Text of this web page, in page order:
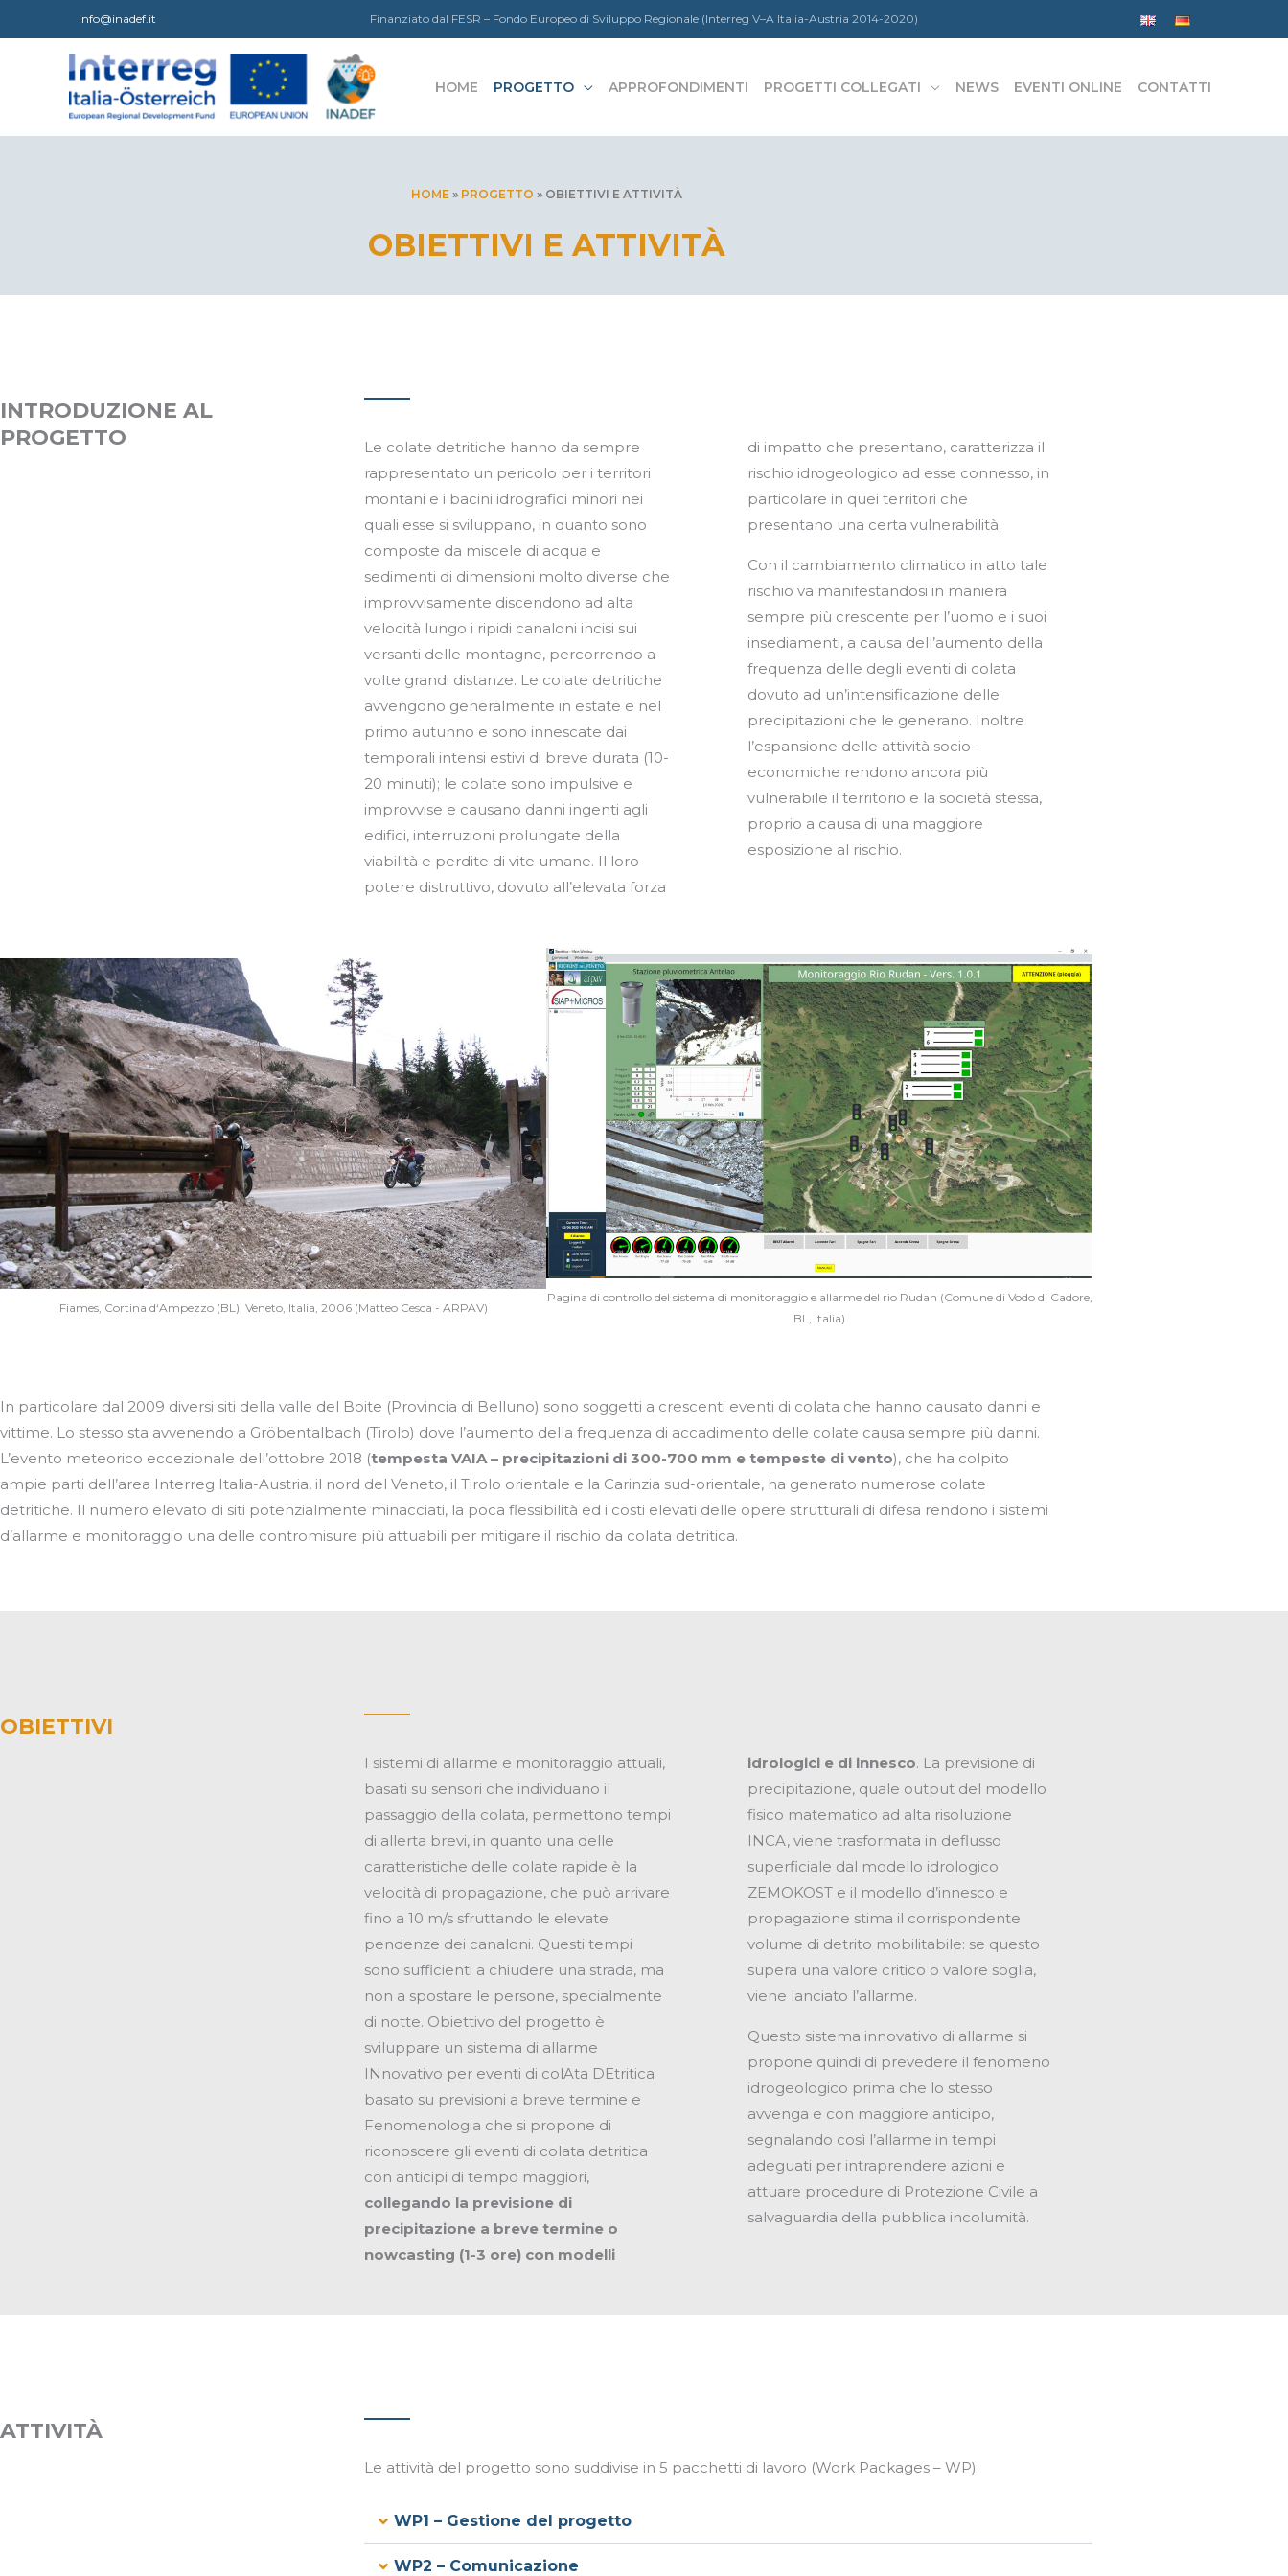
al
contenuto
info@inadef.it Finanziato dal FESR – Fondo Europeo di Sviluppo Regionale (Interreg V–A Italia-Austria 2014-2020)
HOME PROGETTO APPROFONDIMENTI PROGETTI COLLEGATI NEWS EVENTI ONLINE CONTATTI
HOME » PROGETTO » OBIETTIVI E ATTIVITÀ
OBIETTIVI E ATTIVITÀ
INTRODUZIONE AL
PROGETTO
Le colate detritiche hanno da sempre
rappresentato un pericolo per i territori
montani e i bacini idrografici minori nei
quali esse si sviluppano, in quanto sono
composte da miscele di acqua e
sedimenti di dimensioni molto diverse che
improvvisamente discendono ad alta
velocità lungo i ripidi canaloni incisi sui
versanti delle montagne, percorrendo a
volte grandi distanze. Le colate detritiche
avvengono generalmente in estate e nel
primo autunno e sono innescate dai
temporali intensi estivi di breve durata (10-
20 minuti); le colate sono impulsive e
improvvise e causano danni ingenti agli
edifici, interruzioni prolungate della
viabilità e perdite di vite umane. Il loro
potere distruttivo, dovuto all’elevata forza
di impatto che presentano, caratterizza il
rischio idrogeologico ad esse connesso, in
particolare in quei territori che
presentano una certa vulnerabilità.
Con il cambiamento climatico in atto tale
rischio va manifestandosi in maniera
sempre più crescente per l’uomo e i suoi
insediamenti, a causa dell’aumento della
frequenza delle degli eventi di colata
dovuto ad un’intensificazione delle
precipitazioni che le generano. Inoltre
l’espansione delle attività socio-
economiche rendono ancora più
vulnerabile il territorio e la società stessa,
proprio a causa di una maggiore
esposizione al rischio.
Fiames, Cortina d‘Ampezzo (BL), Veneto, Italia, 2006 (Matteo Cesca - ARPAV)
Pagina di controllo del sistema di monitoraggio e allarme del rio Rudan (Comune di Vodo di Cadore,
BL, Italia)
In particolare dal 2009 diversi siti della valle del Boite (Provincia di Belluno) sono soggetti a crescenti eventi di colata che hanno causato danni e
vittime. Lo stesso sta avvenendo a Gröbentalbach (Tirolo) dove l’aumento della frequenza di accadimento delle colate causa sempre più danni.
L’evento meteorico eccezionale dell’ottobre 2018 (tempesta VAIA – precipitazioni di 300-700 mm e tempeste di vento), che ha colpito
ampie parti dell’area Interreg Italia-Austria, il nord del Veneto, il Tirolo orientale e la Carinzia sud-orientale, ha generato numerose colate
detritiche. Il numero elevato di siti potenzialmente minacciati, la poca flessibilità ed i costi elevati delle opere strutturali di difesa rendono i sistemi
d’allarme e monitoraggio una delle contromisure più attuabili per mitigare il rischio da colata detritica.
OBIETTIVI
I sistemi di allarme e monitoraggio attuali,
basati su sensori che individuano il
passaggio della colata, permettono tempi
di allerta brevi, in quanto una delle
caratteristiche delle colate rapide è la
velocità di propagazione, che può arrivare
fino a 10 m/s sfruttando le elevate
pendenze dei canaloni. Questi tempi
sono sufficienti a chiudere una strada, ma
non a spostare le persone, specialmente
di notte. Obiettivo del progetto è
sviluppare un sistema di allarme
INnovativo per eventi di colAta DEtritica
basato su previsioni a breve termine e
Fenomenologia che si propone di
riconoscere gli eventi di colata detritica
con anticipi di tempo maggiori,
collegando la previsione di
precipitazione a breve termine o
nowcasting (1-3 ore) con modelli
idrologici e di innesco. La previsione di
precipitazione, quale output del modello
fisico matematico ad alta risoluzione
INCA, viene trasformata in deflusso
superficiale dal modello idrologico
ZEMOKOST e il modello d’innesco e
propagazione stima il corrispondente
volume di detrito mobilitabile: se questo
supera una valore critico o valore soglia,
viene lanciato l’allarme.
Questo sistema innovativo di allarme si
propone quindi di prevedere il fenomeno
idrogeologico prima che lo stesso
avvenga e con maggiore anticipo,
segnalando così l’allarme in tempi
adeguati per intraprendere azioni e
attuare procedure di Protezione Civile a
salvaguardia della pubblica incolumità.
ATTIVITÀ
Le attività del progetto sono suddivise in 5 pacchetti di lavoro (Work Packages – WP):
WP1 – Gestione del progetto
WP2 – Comunicazione